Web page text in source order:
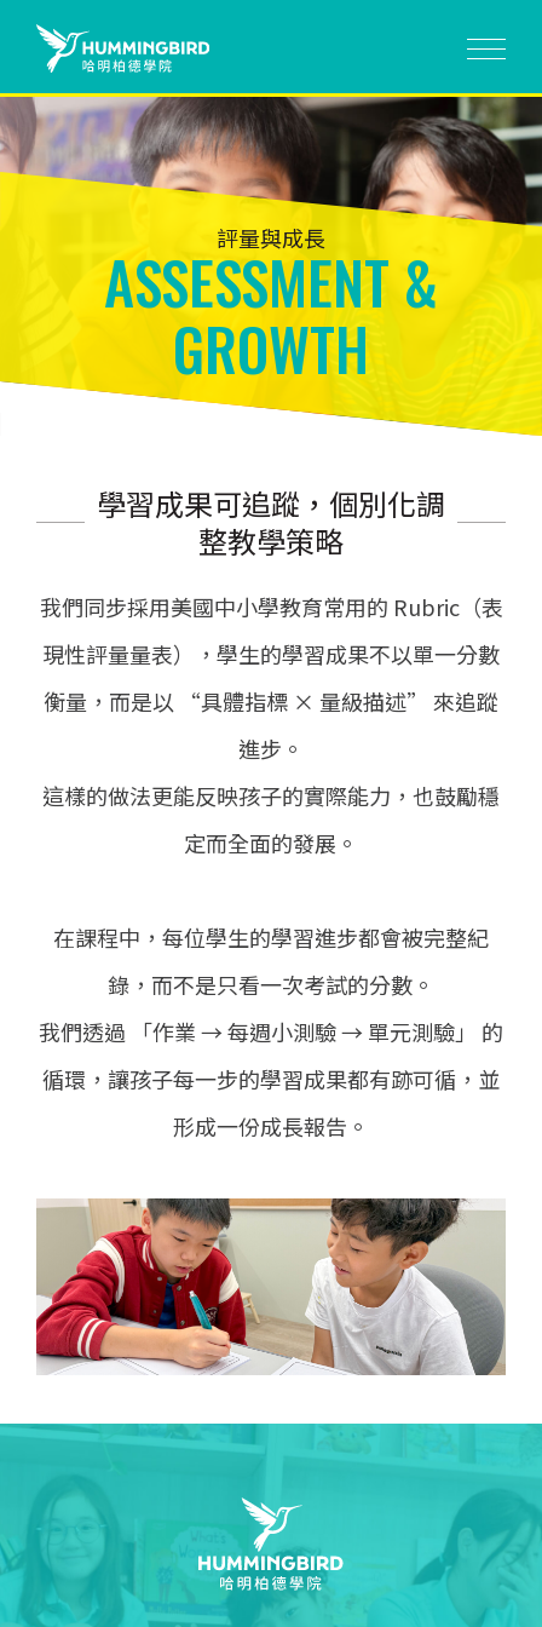
評量與成長
ASSESSMENT &
GROWTH
學習成果可追蹤，個別化調
整教學策略
我們同步採用美國中小學教育常用的 Rubric（表
現性評量量表），學生的學習成果不以單一分數
衡量，而是以 “具體指標 × 量級描述” 來追蹤
進步。
這樣的做法更能反映孩子的實際能力，也鼓勵穩
定而全面的發展。
在課程中，每位學生的學習進步都會被完整紀
錄，而不是只看一次考試的分數。
我們透過 「作業 → 每週小測驗 → 單元測驗」 的
循環，讓孩子每一步的學習成果都有跡可循，並
形成一份成長報告。